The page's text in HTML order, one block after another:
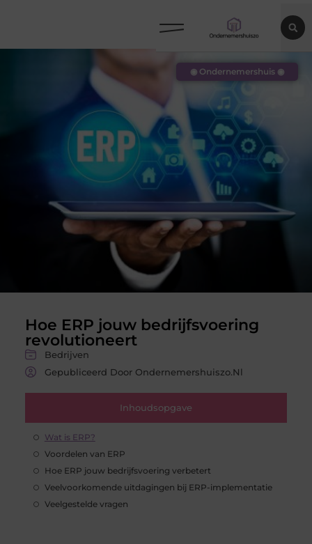
Hoe ERP jouw bedrijfsvoering
revolutioneert
Bedrijven
Gepubliceerd Door Ondernemershuiszo.nl
Inhoudsopgave
Wat is ERP?
Voordelen van ERP
Hoe ERP jouw bedrijfsvoering verbetert
Veelvoorkomende uitdagingen bij ERP-implementatie
Veelgestelde vragen
◉ Ondernemershuis ◉